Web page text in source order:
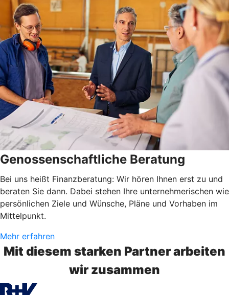
Genossenschaftliche Beratung
Bei uns heißt Finanzberatung: Wir hören Ihnen erst zu und
beraten Sie dann. Dabei stehen Ihre unternehmerischen wie
persönlichen Ziele und Wünsche, Pläne und Vorhaben im
Mittelpunkt.
Mehr erfahren
Mit diesem starken Partner arbeiten
wir zusammen